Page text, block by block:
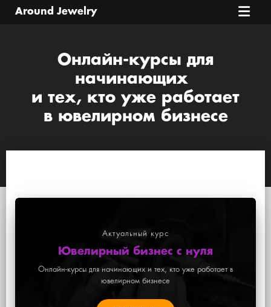
Around Jewelry
ЗАДАЧИ И РЕШЕНИЯ
УСЛУГИ И ЦЕНЫ
КУРСЫ И ТРЕНИНГИ
Онлайн-курсы для
начинающих
и тех, кто уже работает
в ювелирном бизнесе
Актуальный курс
Ювелирный бизнес с нуля
Онлайн-курсы для начинающих и тех, кто уже работает в
ювелирном бизнесе